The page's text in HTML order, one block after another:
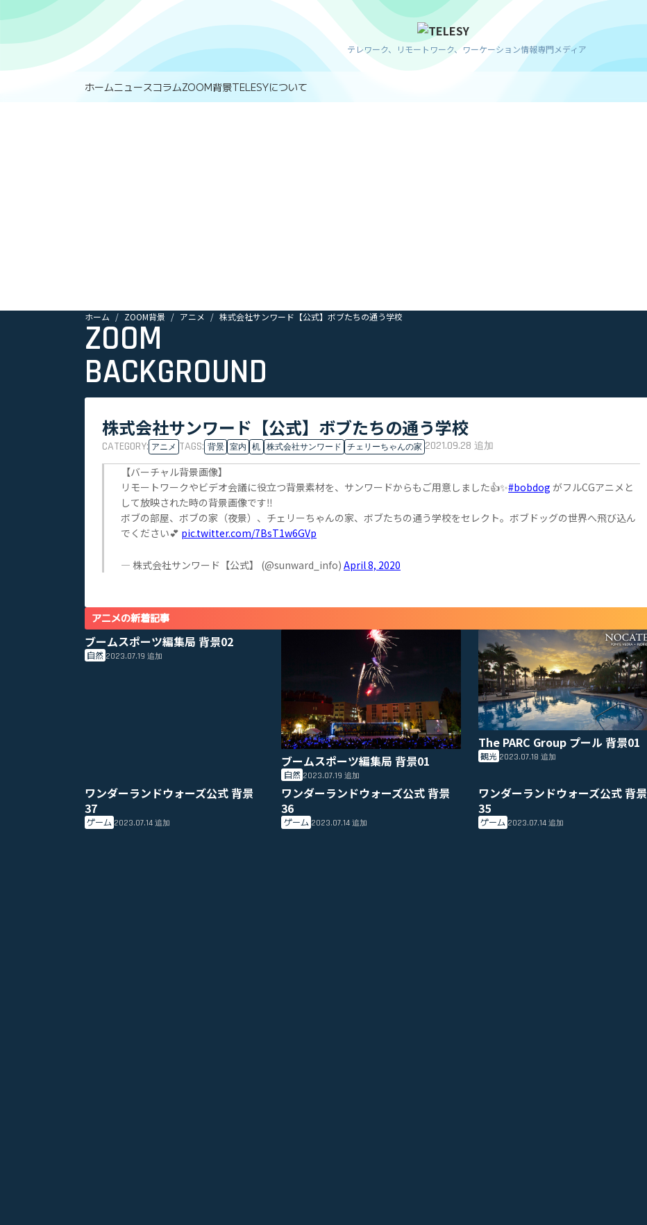
テレワーク、リモートワーク、ワーケーション情報専門メディア
ホームニュースコラムZOOM背景TELESYについて
ホーム ZOOM背景 アニメ 株式会社サンワード【公式】ボブたちの通う学校
ZOOM
BACKGROUND
株式会社サンワード【公式】ボブたちの通う学校
CATEGORY: アニメ TAGS: 背景 室内 机 株式会社サンワード チェリーちゃんの家 2021.09.28追加
【バーチャル背景画像】
リモートワークやビデオ会議に役立つ背景素材を、サンワードからもご用意しました👍✨#bobdog がフルCGアニメと
して放映された時の背景画像です‼️
ボブの部屋、ボブの家（夜景）、チェリーちゃんの家、ボブたちの通う学校をセレクト。ボブドッグの世界へ飛び込ん
でください💕 pic.twitter.com/7BsT1w6GVp
— 株式会社サンワード【公式】 (@sunward_info) April 8, 2020
アニメの新着記事
ブームスポーツ編集局 背景02
自然 2023.07.19追加
ブームスポーツ編集局 背景01
自然 2023.07.19 追加
The PARC Group プール 背景01
観光 2023.07.18追加
ワンダーランドウォーズ公式 背景
37
ゲーム 2023.07.14追加
ワンダーランドウォーズ公式 背景
36
ゲーム 2023.07.14 追加
ワンダーランドウォーズ公式 背景
35
ゲーム 2023.07.14追加